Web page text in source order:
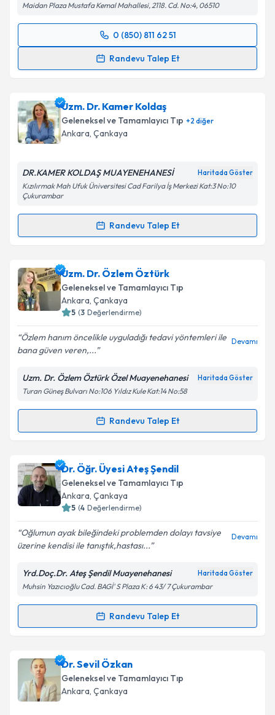
Maidan Plaza Mustafa Kemal Mahallesi, 2118. Cd. No:4, 06510
0 (850) 811 62 51
Randevu Talep Et
Randevu Takvimi Talebi
almanız için bir takvim hazırlandığında e-posta ile
bilgilendireceğiz.
E-posta Adresiniz
Metni'ni okudum ve kişisel verilerimin belirtilen
kapsamda işlenmesini kabul ediyorum.
Takvim Talebini Gönder
Uzm. Dr. Kamer Koldaş
Geleneksel ve Tamamlayıcı Tıp +2 diğer
Ankara, Çankaya
DR.KAMER KOLDAŞ MUAYENEHANESİ Haritada Göster
Kızılırmak Mah Ufuk Üniversitesi Cad Farilya İş Merkezi Kat:3 No:10
Çukurambar
Randevu Talep Et
Randevu Takvimi Talebi
Uzm. Dr. Kamer Koldaşiçin randevu takvimi talebi
oluşturun. Size bu uzmandan randevu almanız için bir
takvim hazırlandığında e-posta ile bilgilendireceğiz.
Kişisel verilerimin işlenmesine ilişkin
Aydınlatma
Metni'ni okudum ve kişisel verilerimin belirtilen
kapsamda işlenmesini kabul ediyorum.
Uzm. Dr. Özlem Öztürk
Geleneksel ve Tamamlayıcı Tıp
Ankara, Çankaya
5 (3 Değerlendirme)
Özlem hanım öncelikle uyguladığı tedavi yöntemleri ile
bana güven veren,...
Devamı
Uzm. Dr. Özlem Öztürk Özel Muayenehanesi Haritada Göster
Turan Güneş Bulvarı No:106 Yıldız Kule Kat:14 No:58
Randevu Talep Et
Randevu Takvimi Talebi
Uzm. Dr. Özlem Öztürkiçin randevu takvimi talebi
oluşturun. Size bu uzmandan randevu almanız için bir
takvim hazırlandığında e-posta ile bilgilendireceğiz.
Kişisel verilerimin işlenmesine ilişkin
Aydınlatma
Metni'ni okudum ve kişisel verilerimin belirtilen
kapsamda işlenmesini kabul ediyorum.
Dr. Öğr. Üyesi Ateş Şendil
Geleneksel ve Tamamlayıcı Tıp
Ankara, Çankaya
5 (4 Değerlendirme)
Oğlumun ayak bileğindeki problemden dolayı tavsiye
üzerine kendisi ile tanıştık,hastası...
Devamı
Yrd.Doç.Dr. Ateş Şendil Muayenehanesi Haritada Göster
Muhsin Yazıcıoğlu Cad. BAGİ' S Plaza K: 6 43/ 7 Çukurambar
Randevu Talep Et
Randevu Takvimi Talebi
Dr. Öğr. Üyesi Ateş Şendil
oluşturun. Size bu uzmandan randevu almanız için bir
takvim hazırlandığında e-posta ile bilgilendireceğiz.
Dr. Sevil Özkan
Geleneksel ve Tamamlayıcı Tıp
Ankara, Çankaya